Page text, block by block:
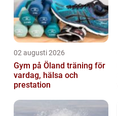
02 augusti 2026
Gym på Öland träning för
vardag, hälsa och
prestation